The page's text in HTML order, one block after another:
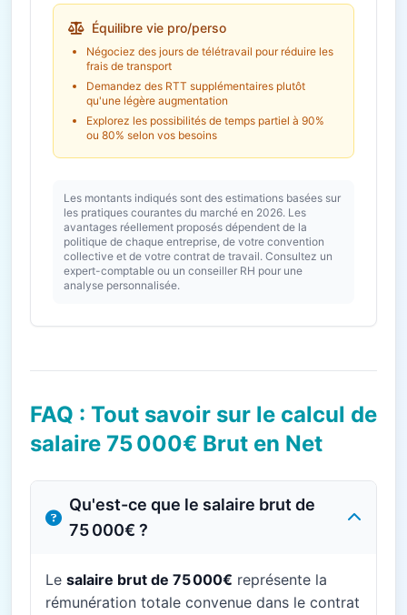
Équilibre vie pro/perso
Négociez des jours de télétravail pour réduire les
frais de transport
Demandez des RTT supplémentaires plutôt
qu'une légère augmentation
Explorez les possibilités de temps partiel à 90%
ou 80% selon vos besoins
Les montants indiqués sont des estimations basées sur
les pratiques courantes du marché en 2026. Les
avantages réellement proposés dépendent de la
politique de chaque entreprise, de votre convention
collective et de votre contrat de travail. Consultez un
expert-comptable ou un conseiller RH pour une
analyse personnalisée.
FAQ : Tout savoir sur le calcul de
salaire 75 000€ Brut en Net
Qu'est-ce que le salaire brut de
75 000€ ?
Le salaire brut de 75 000€ représente la
rémunération totale convenue dans le contrat